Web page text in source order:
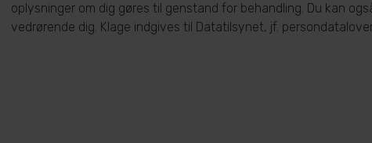
oplysninger om dig gøres til genstand for behandling. Du kan
vedrørende dig. Klage indgives til Datatilsynet, jf.